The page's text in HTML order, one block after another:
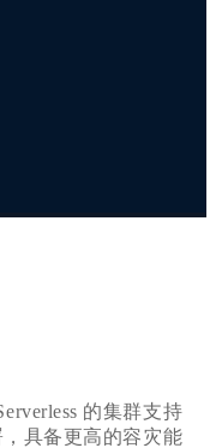
升级数据库大版
的集群支持
具备更高的容灾能